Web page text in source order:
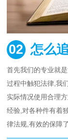
02 怎么
首先我们的专业就
过程中触犯法律,我
实际情况使用合理
经验,对各种件有着
律法规,有效的保障